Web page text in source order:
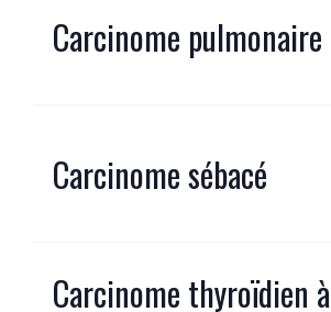
Carcinome pulmonaire
Carcinome sébacé
Carcinome thyroïdien à